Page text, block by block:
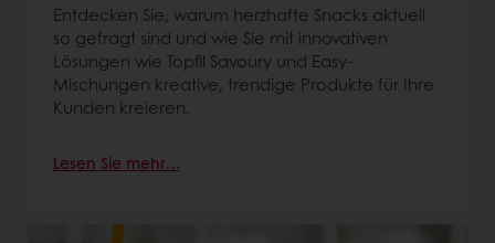
Entdecken Sie, warum herzhafte Snacks aktuell
so gefragt sind und wie Sie mit innovativen
Lösungen wie Topfil Savoury und Easy-
Mischungen kreative, trendige Produkte für Ihre
Kunden kreieren.
Lesen Sie mehr…